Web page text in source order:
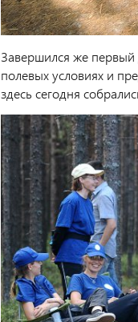
Завершился же
полевых условиях и
здесь сегодня